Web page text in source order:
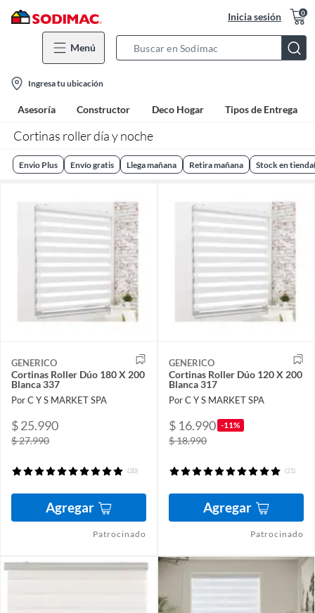
Inicia sesión 0
Menú
Bar
location-
icon
Ingresa tu ubicación
Asesoría Constructor Deco Hogar Tipos de Entrega
Cortinas roller día y noche
Envio Plus Envío gratis Llega mañana Retira mañana Stock en tienda
GENERICO
Cortinas Roller Dúo 180 X 200
Blanca 337
Por C Y S MARKET SPA
$ 25.990
$ 27.990
(20)
Agregar
Patrocinado
GENERICO
Cortinas Roller Dúo 120 X 200
Blanca 317
Por C Y S MARKET SPA
$ 16.990 -11%
$ 18.990
(21)
Agregar
Patrocinado